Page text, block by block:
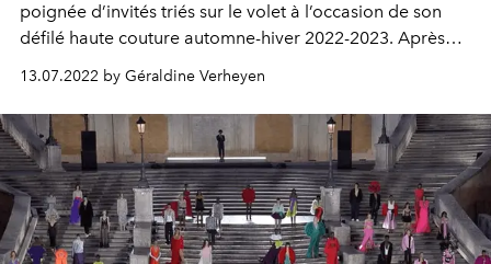
poignée d’invités triés sur le volet à l’occasion de son
défilé haute couture automne-hiver 2022-2023. Après
l’effervescence de l’événement, la maison nous invite
aujourd’hui dans ses ateliers haute couture, à la
découverte des secrets de conceptions de son plissé,
témoin d'un savoir-faire unique faisant perdurer son
héritage.
13.07.2022 by Géraldine Verheyen